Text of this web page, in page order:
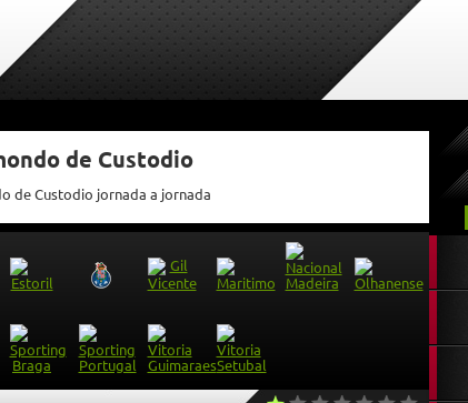
de Custodio
de Custodio jornada a jornada